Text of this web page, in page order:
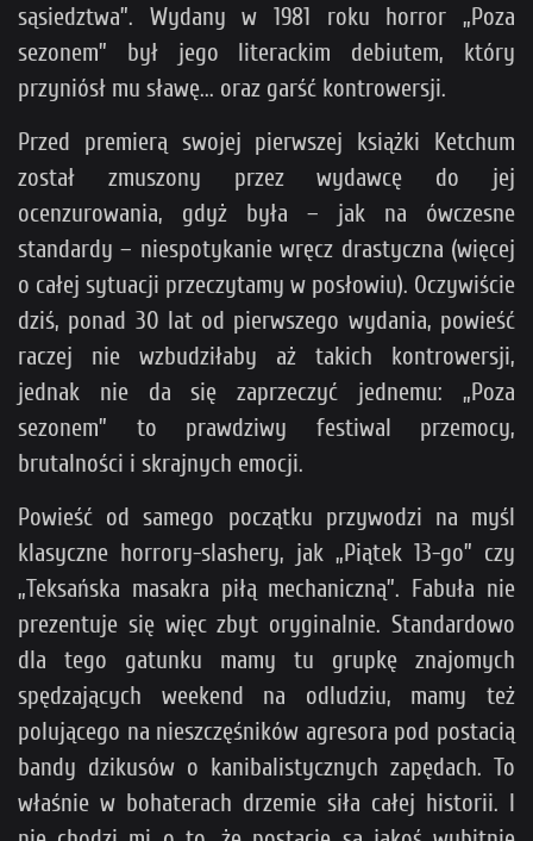
sąsiedztwa”. Wydany w 1981 roku horror „Poza
sezonem” był jego literackim debiutem, który
przyniósł mu sławę... oraz garść kontrowersji.
Przed premierą swojej pierwszej książki Ketchum
został zmuszony przez wydawcę do jej
ocenzurowania, gdyż była – jak na ówczesne
standardy – niespotykanie wręcz drastyczna (więcej
o całej sytuacji przeczytamy w posłowiu). Oczywiście
dziś, ponad 30 lat od pierwszego wydania, powieść
raczej nie wzbudziłaby aż takich kontrowersji,
jednak nie da się zaprzeczyć jednemu: „Poza
sezonem” to prawdziwy festiwal przemocy,
brutalności i skrajnych emocji.
Powieść od samego początku przywodzi na myśl
klasyczne horrory-slashery, jak „Piątek 13-go” czy
„Teksańska masakra piłą mechaniczną”. Fabuła nie
prezentuje się więc zbyt oryginalnie. Standardowo
dla tego gatunku mamy tu grupkę znajomych
spędzających weekend na odludziu, mamy też
polującego na nieszczęśników agresora pod postacią
bandy dzikusów o kanibalistycznych zapędach. To
właśnie w bohaterach drzemie siła całej historii. I